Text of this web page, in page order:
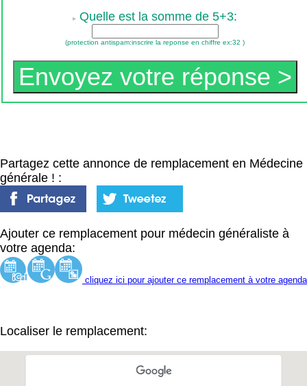
Quelle est la somme de 5+3:
(protection antispam:inscrire la reponse en chiffre ex:32 )
Partagez cette annonce de remplacement en Médecine
générale ! :
Ajouter ce remplacement pour médecin généraliste à
votre agenda:
cliquez ici pour ajouter ce remplacement à votre agenda
Localiser le remplacement: